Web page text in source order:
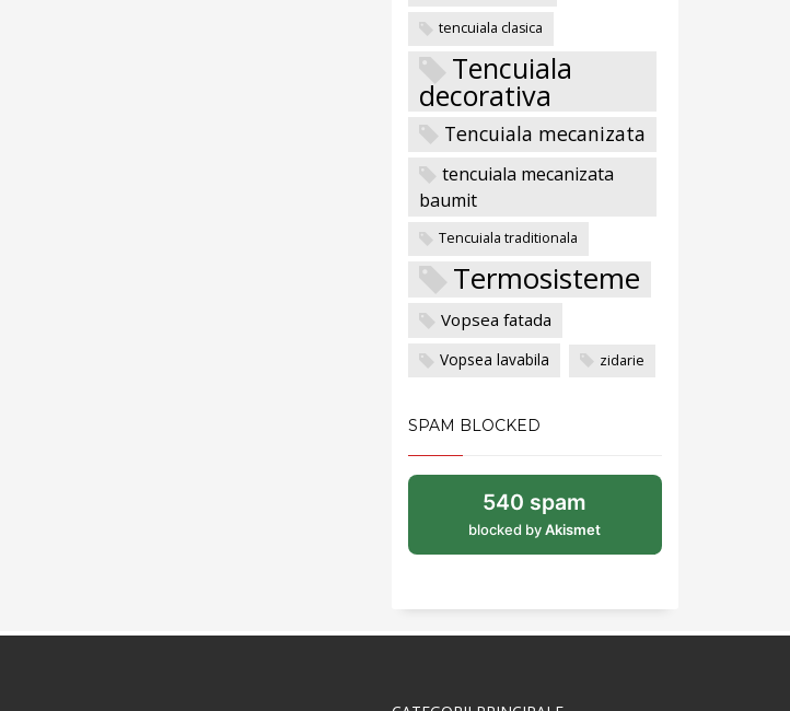
tencuiala clasica
Tencuiala
decorativa
Tencuiala mecanizata
tencuiala mecanizata
baumit
Tencuiala traditionala
Termosisteme
Vopsea fatada
Vopsea lavabila zidarie
SPAM BLOCKED
540 spam
blocked byAkismet